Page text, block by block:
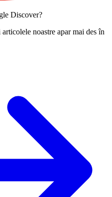
Discover?
articolele noastre apar mai des în